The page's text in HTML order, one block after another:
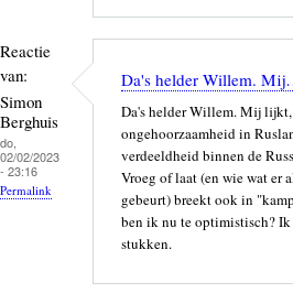
Reactie
van:
Simon
Berghuis
do,
02/02/2023
- 23:16
Permalink
Da's helder Willem.
Da's helder Willem. Mij lijkt,
ongehoorzaamheid in
verdeeldheid binnen de
Vroeg of laat (en wie wat er
gebeurt) breekt ook in
ben ik nu te optimistisch?
stukken.